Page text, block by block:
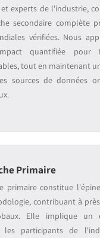
experts de l'industrie,
secondaire complète
vérifiées. Nous
quantifiée pour
tout en maintenant
sources de données
Primaire
primaire constitue
contribuant à
Elle implique un
les participants de